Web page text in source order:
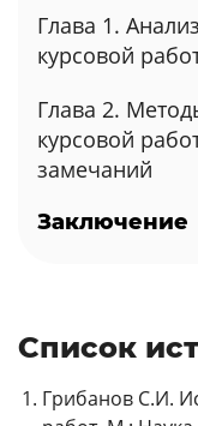
Глава 1.
курсовой
Глава 2.
курсовой
замечаний
Заключение
Список
Грибанов С.И.